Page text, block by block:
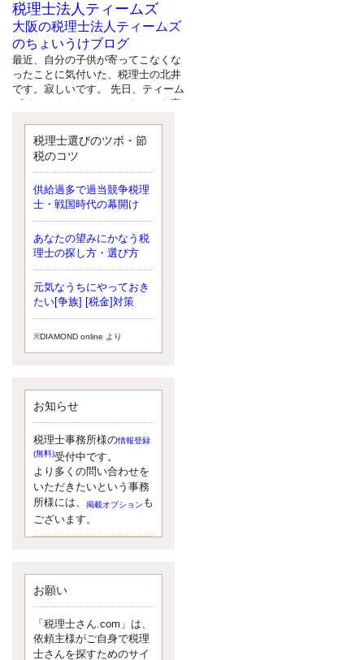
税理士法人ティームズ
大阪の税理士法人ティームズ
のちょいうけブログ
最近、自分の子供が寄ってこなくな
ったことに気付いた、税理士の北井
です。寂しいです。 先日、ティーム
ズイベントとしてバーベキューを実
と思いましたが、そこはセンスある
後のブロガーに任せようと思いま
更新:2017年5月1日(大阪市北区)
---------------------
サクセス会計事務所
サクセス税理士のお役立ちブ
ログ
平成２７年１月１日以降開始の相続
より、相続税の基礎控除額（相続税
が課税されない遺産の上限額）が縮
小されたため、お亡くなりになった
更新:2017年5月1日(大阪市中央区)
---------------------
湘南のぽっちゃり女性税理士
松村文子と湘南ＢＵ
また最近、税理士試験のご相談を受
けることおおくなりました。受験申
し込み受け付け開始になるからです
ね。勉強したが、中途半端なので、
受験が無駄に思っている人もいるよ
うです。まず、私ならダメと思う前
に、全力で勝負してみたいです！
更新:2017年5月1日(神奈川県藤沢市)
---------------------
イクメン税理士による税金ブ
ログです。
なくて七クセ 目は口ほどにモノを言
う 色んなことわざがありますが、無
意識に出ている身体のサイン。 心理
学では、ちゃんと意味があるようで
税理士選びのツボ・節
税のコツ
供給過多で過当競争税理
士・戦国時代の幕開け
あなたの望みにかなう税
理士の探し方・選び方
元気なうちにやっておき
たい[争族] [税金]対策
※DIAMOND online より
お知らせ
税理士事務所様の情報登録
(無料)受付中です。
より多くの問い合わせを
いただきたいという事務
所様には、
掲載オプション も
ございます。
お願い
「税理士さん.com」は、
依頼主様がご自身で税理
士さんを探すためのサイ